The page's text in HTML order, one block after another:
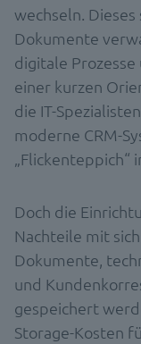
wechseln.
Dokumente
digitale
einer kurzen
die IT-
moderne CRM-
„Flickenteppich“
Doch die
Nachteile mit
Dokumente,
und
gespeichert
Storage-Kosten